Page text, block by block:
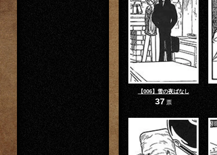
【006】雪の夜ばなし
37 票